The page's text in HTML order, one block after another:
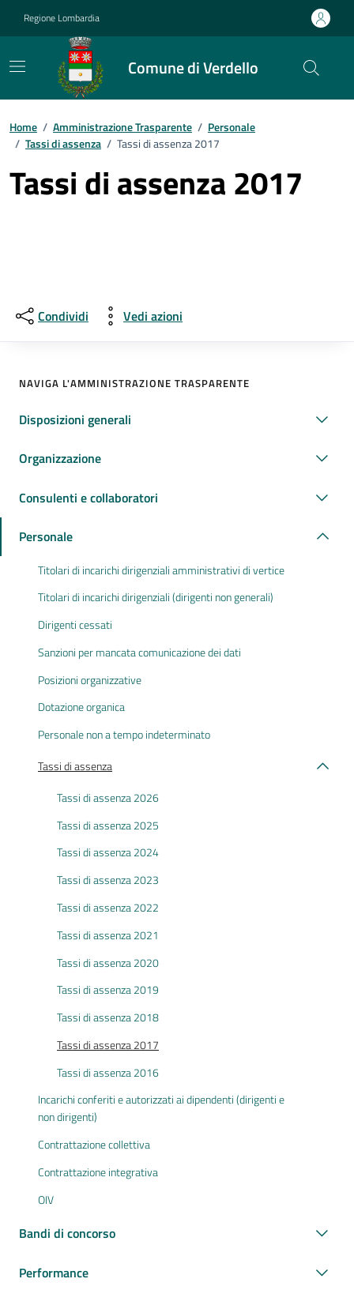
Regione Lombardia
Comune di Verdello
Home / Amministrazione Trasparente / Personale
/ Tassi di assenza / Tassi di assenza 2017
Tassi di assenza 2017
Condividi Vedi azioni
NAVIGA L'AMMINISTRAZIONE TRASPARENTE
Disposizioni generali
Organizzazione
Consulenti e collaboratori
Personale
Titolari di incarichi dirigenziali amministrativi di vertice
Titolari di incarichi dirigenziali (dirigenti non generali)
Dirigenti cessati
Sanzioni per mancata comunicazione dei dati
Posizioni organizzative
Dotazione organica
Personale non a tempo indeterminato
Tassi di assenza
Tassi di assenza 2026
Tassi di assenza 2025
Tassi di assenza 2024
Tassi di assenza 2023
Tassi di assenza 2022
Tassi di assenza 2021
Tassi di assenza 2020
Tassi di assenza 2019
Tassi di assenza 2018
Tassi di assenza 2017
Tassi di assenza 2016
Incarichi conferiti e autorizzati ai dipendenti (dirigenti e
non dirigenti)
Contrattazione collettiva
Contrattazione integrativa
OIV
Bandi di concorso
Performance